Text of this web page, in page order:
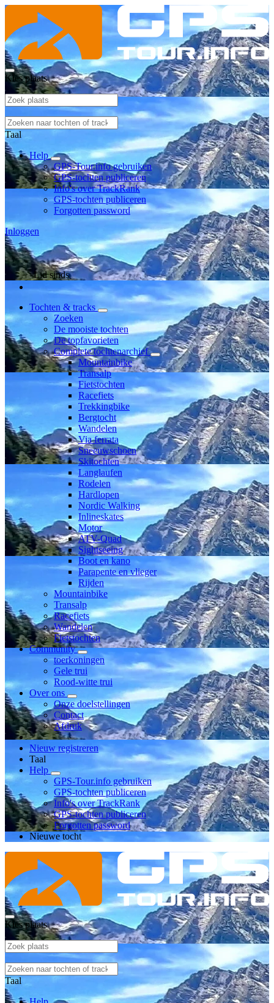
Kies plaats
Taal
Help
GPS-Tour.info gebruiken
GPS-tochten publiceren
Info's over TrackRank
GPS-tochten publiceren
Forgotten password
Inloggen
Lid sinds
Tochten & tracks
Zoeken
De mooiste tochten
De topfavorieten
Complete tochtenarchief
Mountainbike
Transalp
Fietstochten
Racefiets
Trekkingbike
Bergtocht
Wandelen
Via ferrata
Sneeuwschoen
Skitochten
Langlaufen
Rodelen
Hardlopen
Nordic Walking
Inlineskates
Motor
ATV-Quad
Sightseeing
Boot en kano
Parapente en vlieger
Rijden
Mountainbike
Transalp
Racefiets
Wandelen
Fietstochten
Community
toerkoningen
Gele trui
Rood-witte trui
Over ons
Onze doelstellingen
Contact
Afdruk
Nieuw registreren
Taal
Help
GPS-Tour.info gebruiken
GPS-tochten publiceren
Info's over TrackRank
GPS-tochten publiceren
Forgotten password
Nieuwe tocht
Kies plaats
Taal